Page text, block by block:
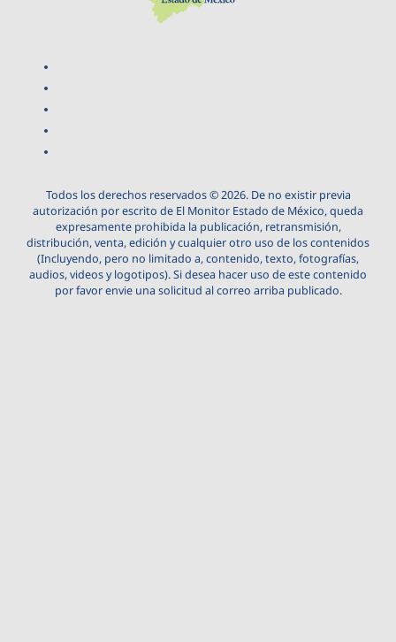
Todos los derechos reservados © 2026. De no existir previa
autorización por escrito de El Monitor Estado de México, queda
expresamente prohibida la publicación, retransmisión,
distribución, venta, edición y cualquier otro uso de los contenidos
(Incluyendo, pero no limitado a, contenido, texto, fotografías,
audios, videos y logotipos). Si desea hacer uso de este contenido
por favor envie una solicitud al correo arriba publicado.